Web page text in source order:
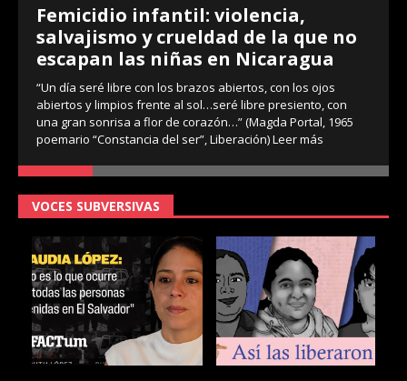
Femicidio infantil: violencia,
salvajismo y crueldad de la que no
escapan las niñas en Nicaragua
“Un día seré libre con los brazos abiertos, con los ojos
abiertos y limpios frente al sol…seré libre presiento, con
una gran sonrisa a flor de corazón…” (Magda Portal, 1965
poemario “Constancia del ser”, Liberación)Leer más
VOCES SUBVERSIVAS